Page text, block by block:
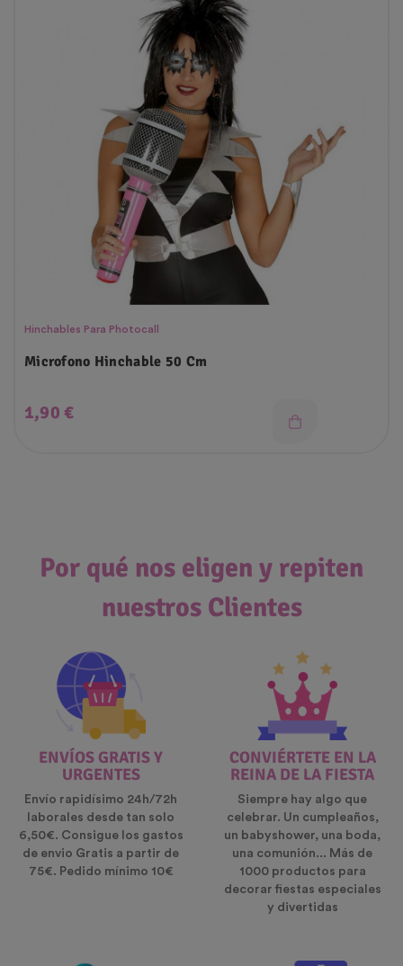
Hinchables Para Photocall
Microfono Hinchable 50 Cm
Precio
1,90 €
Por qué nos eligen y repiten
nuestros Clientes
ENVÍOS GRATIS Y
URGENTES
Envío rapidísimo 24h/72h
laborales desde tan solo
6,50€. Consigue los gastos
de envio Gratis a partir de
75€. Pedido mínimo 10€
CONVIÉRTETE EN LA
REINA DE LA FIESTA
Siempre hay algo que
celebrar. Un cumpleaños,
un babyshower, una boda,
una comunión... Más de
1000 productos para
decorar fiestas especiales
y divertidas